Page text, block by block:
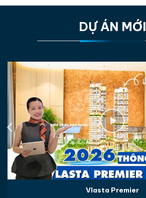
DỰ ÁN MỚI
Vlasta Premier